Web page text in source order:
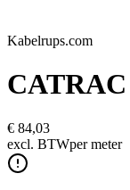
Kabelrups.com
CATRAC
€ 84,03
excl. BTWper meter